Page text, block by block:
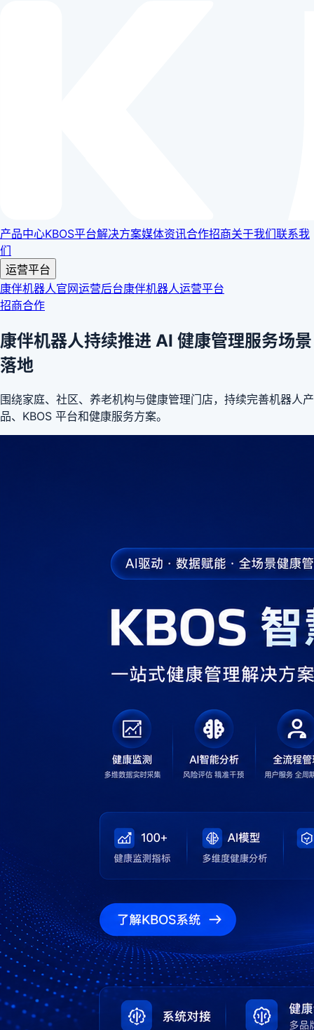
产品中心KBOS平台解决方案媒体资讯合作招商关于我们联系我
们
运营平台
康伴机器人官网运营后台康伴机器人运营平台
招商合作
康伴机器人持续推进 AI 健康管理服务场景
落地
围绕家庭、社区、养老机构与健康管理门店，持续完善机器人产
品、KBOS 平台和健康服务方案。